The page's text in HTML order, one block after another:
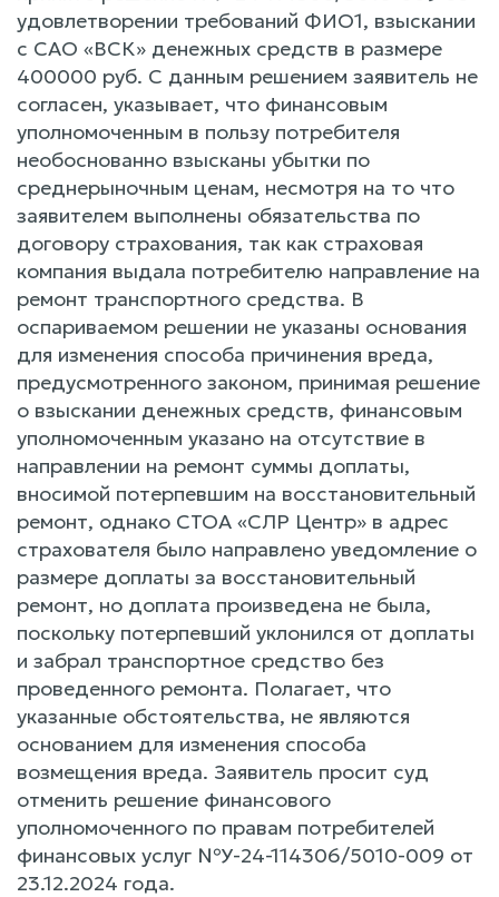
удовлетворении требований ФИО1, взыскании
с САО «ВСК» денежных средств в размере
400000 руб. С данным решением заявитель не
согласен, указывает, что финансовым
уполномоченным в пользу потребителя
необоснованно взысканы убытки по
среднерыночным ценам, несмотря на то что
заявителем выполнены обязательства по
договору страхования, так как страховая
компания выдала потребителю направление на
ремонт транспортного средства. В
оспариваемом решении не указаны основания
для изменения способа причинения вреда,
предусмотренного законом, принимая решение
о взыскании денежных средств, финансовым
уполномоченным указано на отсутствие в
направлении на ремонт суммы доплаты,
вносимой потерпевшим на восстановительный
ремонт, однако СТОА «СЛР Центр» в адрес
страхователя было направлено уведомление о
размере доплаты за восстановительный
ремонт, но доплата произведена не была,
поскольку потерпевший уклонился от доплаты
и забрал транспортное средство без
проведенного ремонта. Полагает, что
указанные обстоятельства, не являются
основанием для изменения способа
возмещения вреда. Заявитель просит суд
отменить решение финансового
уполномоченного по правам потребителей
финансовых услуг №У-24-114306/5010-009 от
23.12.2024 года.